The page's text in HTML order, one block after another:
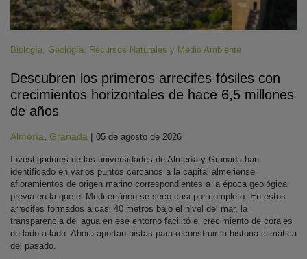
Biología, Geología, Recursos Naturales y Medio Ambiente
Descubren los primeros arrecifes fósiles con
crecimientos horizontales de hace 6,5 millones
de años
Almería, Granada | 05 de agosto de 2026
Investigadores de las universidades de Almería y Granada han
identificado en varios puntos cercanos a la capital almeriense
afloramientos de origen marino correspondientes a la época geológica
previa en la que el Mediterráneo se secó casi por completo. En estos
arrecifes formados a casi 40 metros bajo el nivel del mar, la
transparencia del agua en ese entorno facilitó el crecimiento de corales
de lado a lado. Ahora aportan pistas para reconstruir la historia climática
del pasado.